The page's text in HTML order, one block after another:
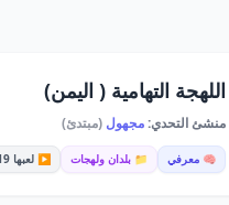
اللهجة التهامية ( اليمن)
منشئ التحدي:مجهول (مبتدئ)
🧠 معرفي 📁 بلدان ولهجات ▶️ لعبها 919